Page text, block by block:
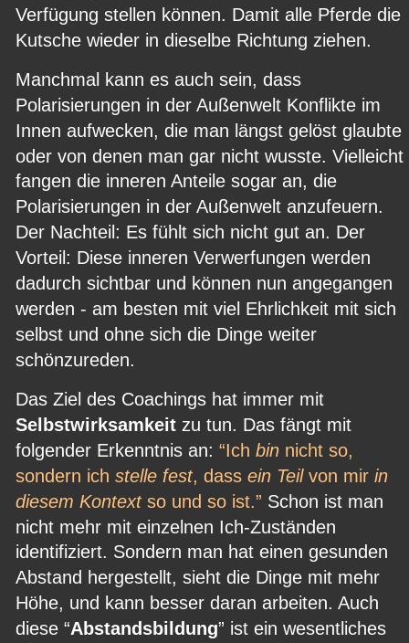
Verfügung stellen können. Damit alle Pferde die
Kutsche wieder in dieselbe Richtung ziehen.
Manchmal kann es auch sein, dass
Polarisierungen in der Außenwelt Konflikte im
Innen aufwecken, die man längst gelöst glaubte
oder von denen man gar nicht wusste. Vielleicht
fangen die inneren Anteile sogar an, die
Polarisierungen in der Außenwelt anzufeuern.
Der Nachteil: Es fühlt sich nicht gut an. Der
Vorteil: Diese inneren Verwerfungen werden
dadurch sichtbar und können nun angegangen
werden - am besten mit viel Ehrlichkeit mit sich
selbst und ohne sich die Dinge weiter
schönzureden.
Das Ziel des Coachings hat immer mit
Selbstwirksamkeit zu tun. Das fängt mit
folgender Erkenntnis an: “Ich bin nicht so,
sondern ich stelle fest, dass ein Teil von mir in
diesem Kontext so und so ist.” Schon ist man
nicht mehr mit einzelnen Ich-Zuständen
identifiziert. Sondern man hat einen gesunden
Abstand hergestellt, sieht die Dinge mit mehr
Höhe, und kann besser daran arbeiten. Auch
diese “Abstandsbildung” ist ein wesentliches